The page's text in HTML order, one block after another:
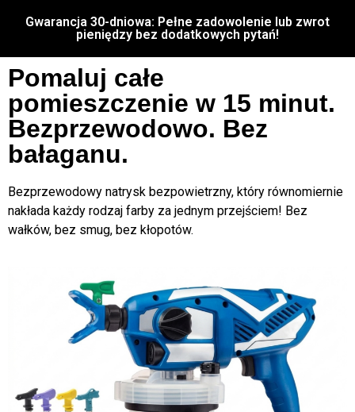
Gwarancja 30-dniowa: Pełne zadowolenie lub zwrot
pieniędzy bez dodatkowych pytań!
Pomaluj całe
pomieszczenie w 15 minut.
Bezprzewodowo. Bez
bałaganu.
Bezprzewodowy natrysk bezpowietrzny, który równomiernie
nakłada każdy rodzaj farby za jednym przejściem! Bez
wałków, bez smug, bez kłopotów.